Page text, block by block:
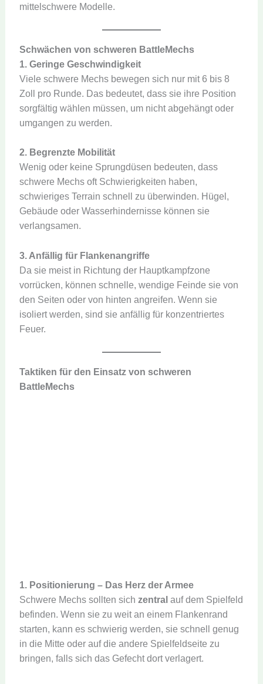
mittelschwere Modelle.
Schwächen von schweren BattleMechs
1. Geringe Geschwindigkeit
Viele schwere Mechs bewegen sich nur mit 6 bis 8
Zoll pro Runde. Das bedeutet, dass sie ihre Position
sorgfältig wählen müssen, um nicht abgehängt oder
umgangen zu werden.
2. Begrenzte Mobilität
Wenig oder keine Sprungdüsen bedeuten, dass
schwere Mechs oft Schwierigkeiten haben,
schwieriges Terrain schnell zu überwinden. Hügel,
Gebäude oder Wasserhindernisse können sie
verlangsamen.
3. Anfällig für Flankenangriffe
Da sie meist in Richtung der Hauptkampfzone
vorrücken, können schnelle, wendige Feinde sie von
den Seiten oder von hinten angreifen. Wenn sie
isoliert werden, sind sie anfällig für konzentriertes
Feuer.
Taktiken für den Einsatz von schweren
BattleMechs
1. Positionierung – Das Herz der Armee
Schwere Mechs sollten sich zentral auf dem Spielfeld
befinden. Wenn sie zu weit an einem Flankenrand
starten, kann es schwierig werden, sie schnell genug
in die Mitte oder auf die andere Spielfeldseite zu
bringen, falls sich das Gefecht dort verlagert.